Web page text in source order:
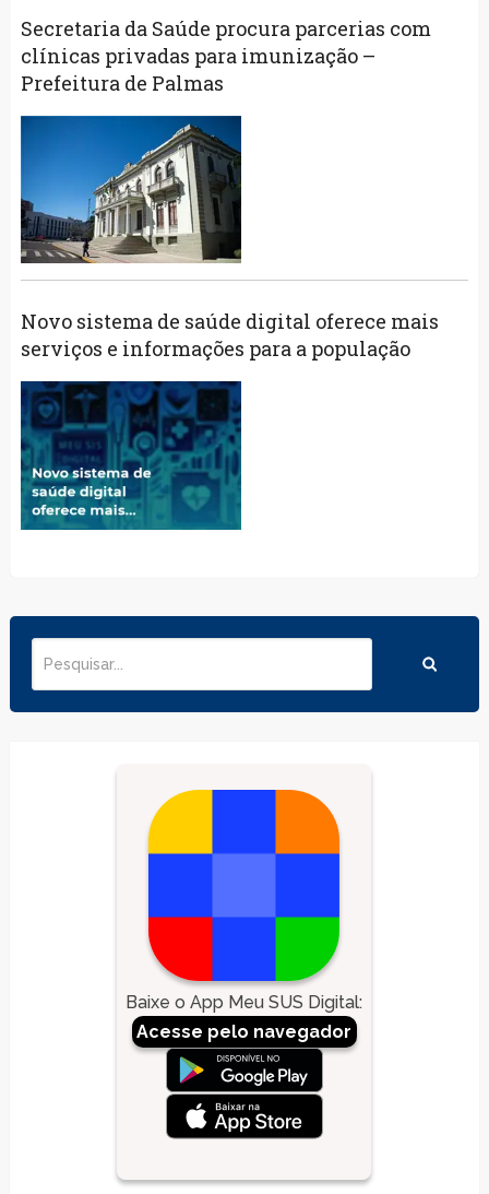
Secretaria da Saúde procura parcerias com
clínicas privadas para imunização –
Prefeitura de Palmas
Novo sistema de saúde digital oferece mais
serviços e informações para a população
Baixe o App Meu SUS Digital:
Acesse pelo navegador